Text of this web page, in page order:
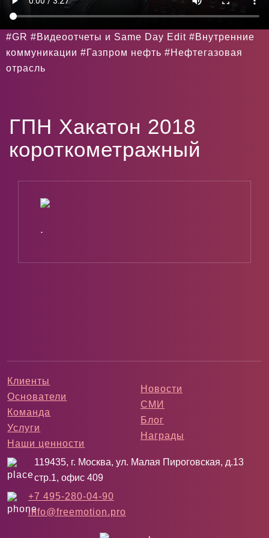
#GR #Видеоотчеты и Same Day Edit #Внутренние
коммуникации #Газпром нефть #Нефтегазовая
отрасль
ГПН Хакатон 2018
короткометражный
.
Клиенты
Основатели
Команда
Услуги
Наши ценности
Новости
СМИ
Блог
Награды
119435, г. Москва, ул. Малая Пироговская, д.13
стр.1, офис 409
+7 495-280-04-90
info@freemotion.pro